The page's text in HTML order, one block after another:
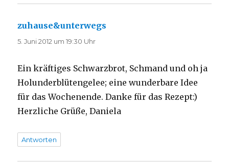
zuhause&unterwegs
5. Juni 2012 um 19:30 Uhr
Ein kräftiges Schwarzbrot, Schmand und oh ja
Holunderblütengelee; eine wunderbare Idee
für das Wochenende. Danke für das Rezept:)
Herzliche Grüße, Daniela
Antworten